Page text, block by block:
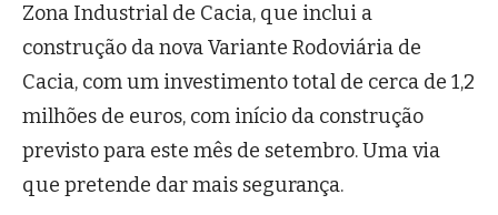
Zona Industrial de Cacia, que inclui a
construção da nova Variante Rodoviária de
Cacia, com um investimento total de cerca de 1,2
milhões de euros, com início da construção
previsto para este mês de setembro. Uma via
que pretende dar mais segurança.